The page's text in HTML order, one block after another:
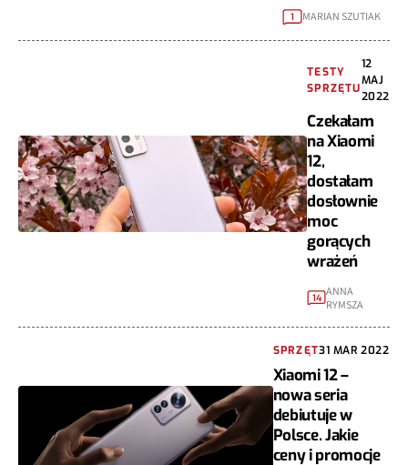
1 MARIAN SZUTIAK
TESTY
SPRZĘTU
12
MAJ
2022
Czekałam
na Xiaomi
12,
dostałam
dosłownie
moc
gorących
wrażeń
14 ANNA
RYMSZA
SPRZĘT31 MAR 2022
Xiaomi 12 –
nowa seria
debiutuje w
Polsce. Jakie
ceny i promocje